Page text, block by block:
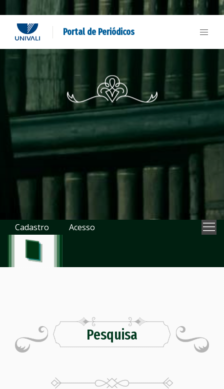
Portal de Periódicos
Cadastro Acesso
Pesquisa